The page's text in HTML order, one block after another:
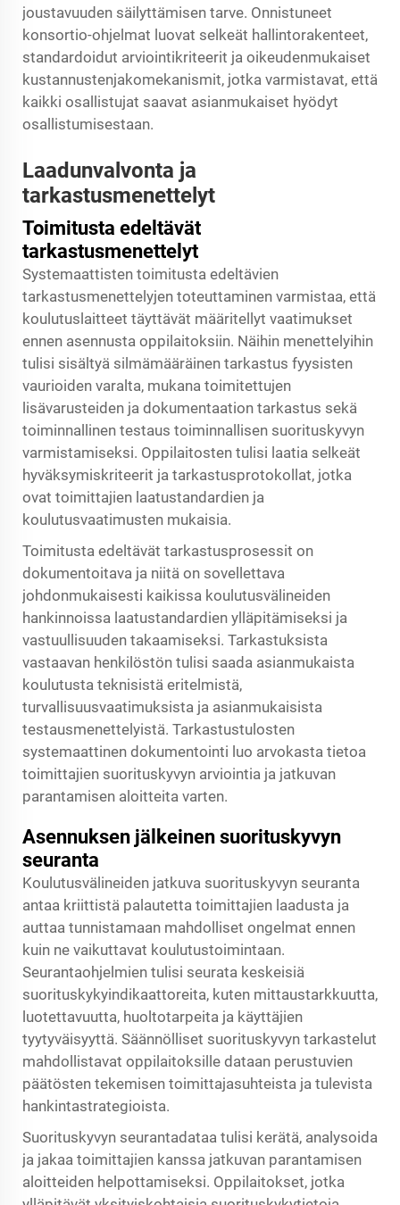
joustavuuden säilyttämisen tarve. Onnistuneet
konsortio-ohjelmat luovat selkeät hallintorakenteet,
standardoidut arviointikriteerit ja oikeudenmukaiset
kustannustenjakomekanismit, jotka varmistavat, että
kaikki osallistujat saavat asianmukaiset hyödyt
osallistumisestaan.
Laadunvalvonta ja
tarkastusmenettelyt
Toimitusta edeltävät
tarkastusmenettelyt
Systemaattisten toimitusta edeltävien
tarkastusmenettelyjen toteuttaminen varmistaa, että
koulutuslaitteet täyttävät määritellyt vaatimukset
ennen asennusta oppilaitoksiin. Näihin menettelyihin
tulisi sisältyä silmämääräinen tarkastus fyysisten
vaurioiden varalta, mukana toimitettujen
lisävarusteiden ja dokumentaation tarkastus sekä
toiminnallinen testaus toiminnallisen suorituskyvyn
varmistamiseksi. Oppilaitosten tulisi laatia selkeät
hyväksymiskriteerit ja tarkastusprotokollat, jotka
ovat toimittajien laatustandardien ja
koulutusvaatimusten mukaisia.
Toimitusta edeltävät tarkastusprosessit on
dokumentoitava ja niitä on sovellettava
johdonmukaisesti kaikissa koulutusvälineiden
hankinnoissa laatustandardien ylläpitämiseksi ja
vastuullisuuden takaamiseksi. Tarkastuksista
vastaavan henkilöstön tulisi saada asianmukaista
koulutusta teknisistä eritelmistä,
turvallisuusvaatimuksista ja asianmukaisista
testausmenettelyistä. Tarkastustulosten
systemaattinen dokumentointi luo arvokasta tietoa
toimittajien suorituskyvyn arviointia ja jatkuvan
parantamisen aloitteita varten.
Asennuksen jälkeinen suorituskyvyn
seuranta
Koulutusvälineiden jatkuva suorituskyvyn seuranta
antaa kriittistä palautetta toimittajien laadusta ja
auttaa tunnistamaan mahdolliset ongelmat ennen
kuin ne vaikuttavat koulutustoimintaan.
Seurantaohjelmien tulisi seurata keskeisiä
suorituskykyindikaattoreita, kuten mittaustarkkuutta,
luotettavuutta, huoltotarpeita ja käyttäjien
tyytyväisyyttä. Säännölliset suorituskyvyn tarkastelut
mahdollistavat oppilaitoksille dataan perustuvien
päätösten tekemisen toimittajasuhteista ja tulevista
hankintastrategioista.
Suorituskyvyn seurantadataa tulisi kerätä, analysoida
ja jakaa toimittajien kanssa jatkuvan parantamisen
aloitteiden helpottamiseksi. Oppilaitokset, jotka